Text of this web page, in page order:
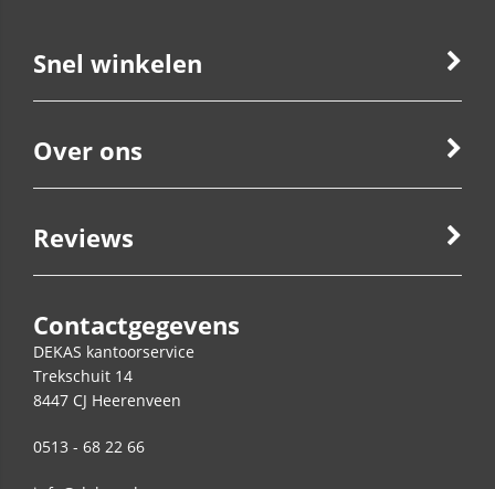
Snel winkelen
Over ons
Reviews
Contactgegevens
DEKAS kantoorservice
Trekschuit 14
8447 CJ Heerenveen
0513 - 68 22 66